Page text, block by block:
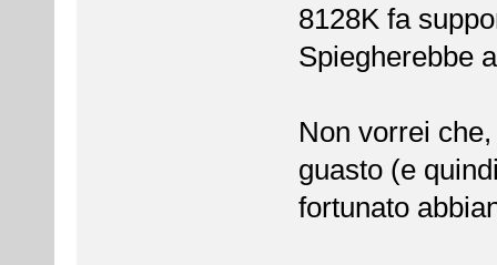
8128K fa
Spiegherebbe
Non vorrei
guasto (e
fortunato